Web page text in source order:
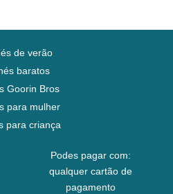
de verão
baratos
Goorin Bros
para mulher
para criança
Podes pagar com:
qualquer cartão de
pagamento